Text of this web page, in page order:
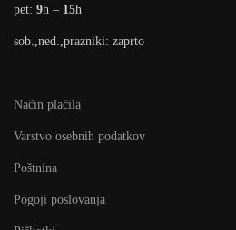
pet: 9h – 15h
sob.,ned.,prazniki: zaprto
Način plačila
Varstvo osebnih podatkov
Poštnina
Pogoji poslovanja